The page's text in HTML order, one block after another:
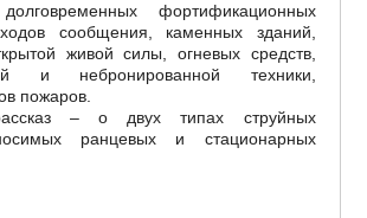
фортификационных
сообщения, каменных зданий,
живой силы, огневых средств,
и небронированной техники,
пожаров.
– о двух типах струйных
ранцевых и стационарных